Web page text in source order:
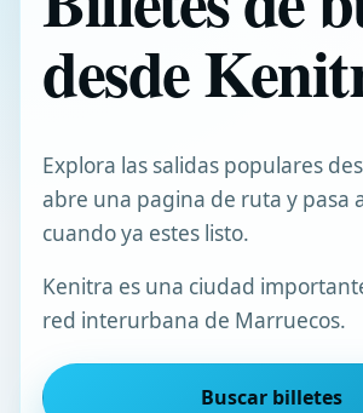
desde
Explora las salidas populares
abre una pagina de ruta y pasa
cuando ya estes listo.
Kenitra es una ciudad
red interurbana de Marruecos.
Buscar billetes